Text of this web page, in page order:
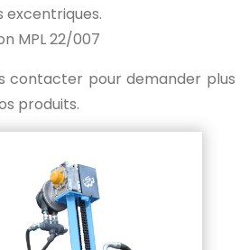
excentriques.
MPL 22/007
contacter pour demander plus
produits.